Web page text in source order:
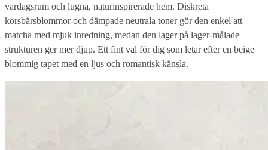
vardagsrum och lugna, naturinspirerade hem. Diskreta
körsbärsblommor och dämpade neutrala toner gör den enkel att
matcha med mjuk inredning, medan den lager på lager-målade
strukturen ger mer djup. Ett fint val för dig som letar efter en beige
blommig tapet med en ljus och romantisk känsla.